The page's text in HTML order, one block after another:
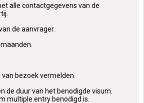
alle contactgegevens van de
de aanvrager.
bezoek vermelden.
de duur van het benodigde visum.
multiple entry benodigd is.